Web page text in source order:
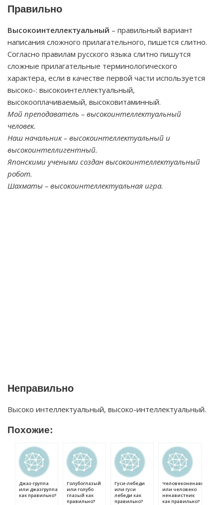
Правильно
Высокоинтеллектуальный – правильный вариант
написания сложного прилагательного, пишется слитно.
Согласно правилам русского языка слитно пишутся
сложные прилагательные терминологического
характера, если в качестве первой части используется
высоко-: высокоинтеллектуальный,
высокооплачиваемый, высоковитаминный.
Мой преподаватель – высокоинтеллектуальный
человек.
Наш начальник – высокоинтеллектуальный и
высокоинтеллигентный.
Японскими учеными создан высокоинтеллектуальный
робот.
Шахматы – высокоинтеллектуальная игра.
Неправильно
Высоко интеллектуальный, высоко-интеллектуальный.
Похожие:
Джаз-группа
или джазгруппа
как правильно?
Голубоглазый
или голубо
глазый как
правильно?
Гуси-лебеди
или гуси
лебеди как
правильно?
Человеконенавистник
или человеко
ненавистник
как правильно?